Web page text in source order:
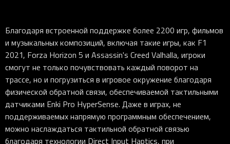
Благодаря встроенной поддержке более 2200 игр, фильмов
и музыкальных композиций, включая такие игры, как F1
2021, Forza Horizon 5 и Assassin's Creed Valhalla, игроки
смогут не только почувствовать каждый поворот на
трассе, но и погрузиться в игровое окружение благодаря
физической обратной связи, обеспечиваемой тактильными
датчиками Enki Pro HyperSense. Даже в играх, не
поддерживаемых напрямую программным обеспечением,
можно наслаждаться тактильной обратной связью
благодаря технологии Direct Input Haptics, при